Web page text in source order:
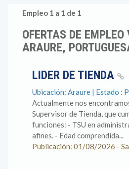
Empleo 1 a 1 de 1
OFERTAS DE
ARAURE,
LIDER DE TIENDA
Ubicación: Araure | Estado :
Actualmente nos
Supervisor de Tienda, que
funciones: - TSU en
afines. - Edad comprendida...
Publicación: 01/08/2026 -